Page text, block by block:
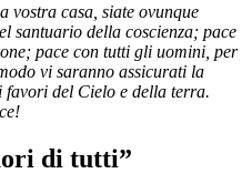
vostra casa, siate ovunque
santuario della coscienza; pace
pace con tutti gli uomini, per
vi saranno assicurati la
favori del Cielo e della terra.
di tutti”